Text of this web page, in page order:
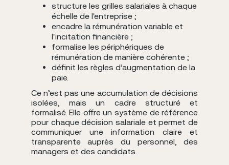
structure les grilles salariales à chaque
échelle de l'entreprise ;
encadre la rémunération variable et
l'incitation financière ;
formalise les périphériques de
rémunération de manière cohérente ;
définit les règles d’augmentation de la
paie.
Ce n’est pas une accumulation de décisions
isolées, mais un cadre structuré et
formalisé. Elle offre un système de référence
pour chaque décision salariale et permet de
communiquer une information claire et
transparente auprès du personnel, des
managers et des candidats.